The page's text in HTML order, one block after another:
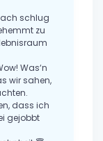
schlug
zu
Was‘n
wir sahen,
dass ich
gejobbt